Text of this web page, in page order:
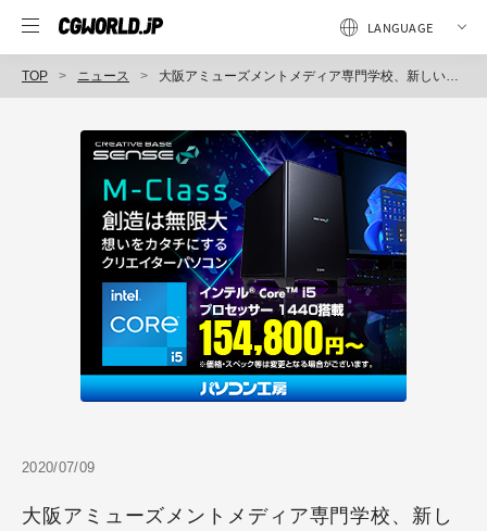
TOP ニュース 大阪アミューズメントメディア専門学校、新しい就職活動のカタチ「オンライン作品展示会」開催（吉田学園）
2020/07/09
大阪アミューズメントメディア専門学校、新し